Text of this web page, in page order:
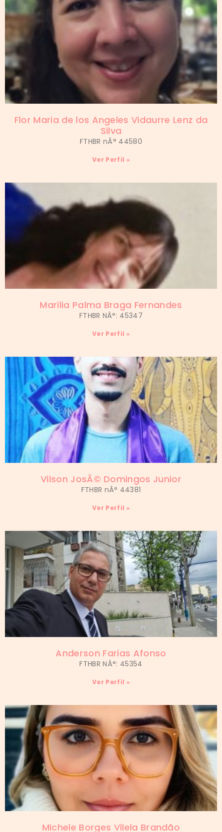
Flor Maria de los Angeles Vidaurre Lenz da
Silva
FTHBR nÂ° 44580
Ver Perfil »
Marilia Palma Braga Fernandes
FTHBR NÂ°: 45347
Ver Perfil »
Vilson JosÃ© Domingos Junior
FTHBR nÂ° 44381
Ver Perfil »
Anderson Farias Afonso
FTHBR NÂ°: 45354
Ver Perfil »
Michele Borges Vilela Brandão